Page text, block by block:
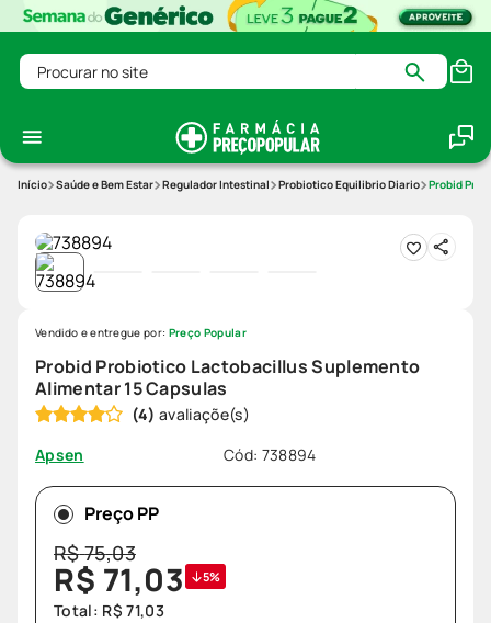
Procurar no site
Saúde e Bem Estar Regulador Intestinal Probiotico Equilibrio Diario Probid
Probid Probiotico Lactobacillus Suplemento
Alimentar 15 Capsulas
(4)
Apsen
Cód: 738894
Vendido e entregue por: Preço Popular
Preço PP
R$75,03
R$ 71,03 5%
Total: R$ 71,03